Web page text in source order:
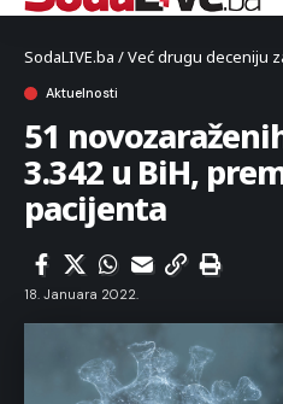
SodaLIVE.ba / Već drugu deceniju
Aktuelnosti
51
3.342 u BiH,
pacijenta
18. Januara 2022.